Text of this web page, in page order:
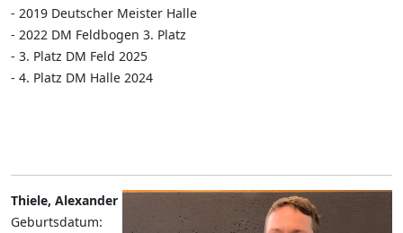
- 2019 Deutscher Meister Halle
- 2022 DM Feldbogen 3. Platz
- 3. Platz DM Feld 2025
- 4. Platz DM Halle 2024
Thiele, Alexander
Geburtsdatum: